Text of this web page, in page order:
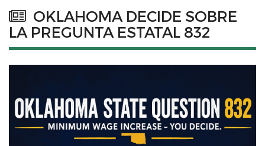
OKLAHOMA DECIDE SOBRE
LA PREGUNTA ESTATAL 832